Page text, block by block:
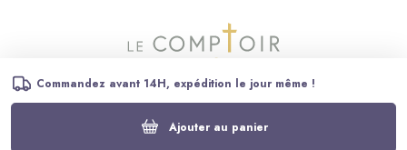
Commandez avant 14H, expédition le jour même !
Ajouter au panier